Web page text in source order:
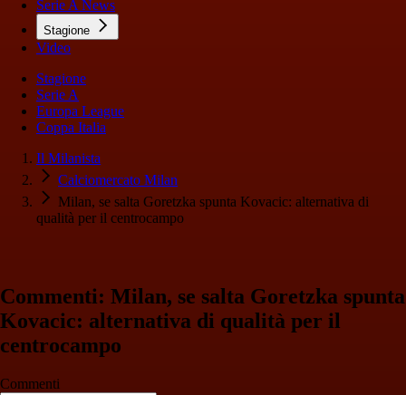
Serie A News
Stagione
Video
Stagione
Serie A
Europa League
Coppa Italia
Il Milanista
Calciomercato Milan
Milan, se salta Goretzka spunta Kovacic: alternativa di
qualità per il centrocampo
Commenti: Milan, se salta Goretzka spunta
Kovacic: alternativa di qualità per il
centrocampo
Commenti